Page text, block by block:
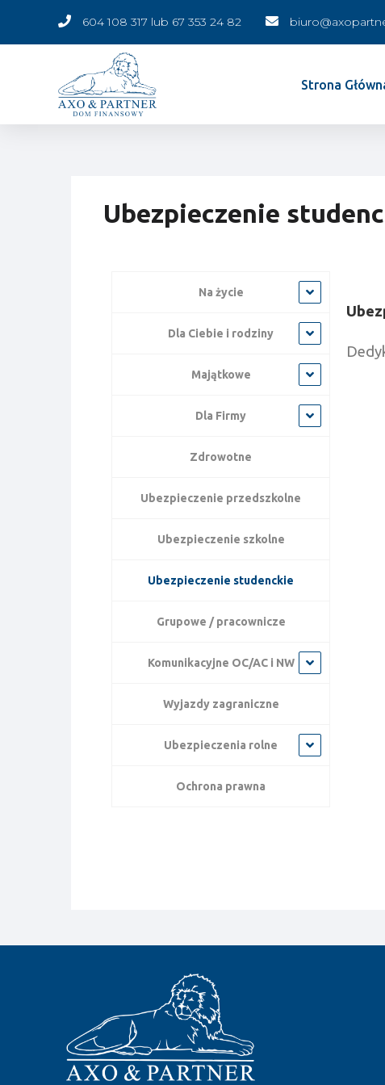
604 108 317 lub 67 353 24 82
Strona
Ubezpieczenie
Na życie
Dla Ciebie i rodziny
Majątkowe
Dla Firmy
Zdrowotne
Ubezpieczenie przedszkolne
Ubezpieczenie szkolne
Ubezpieczenie studenckie
Grupowe / pracownicze
Komunikacyjne OC/AC i NW
Wyjazdy zagraniczne
Ubezpieczenia rolne
Ochrona prawna